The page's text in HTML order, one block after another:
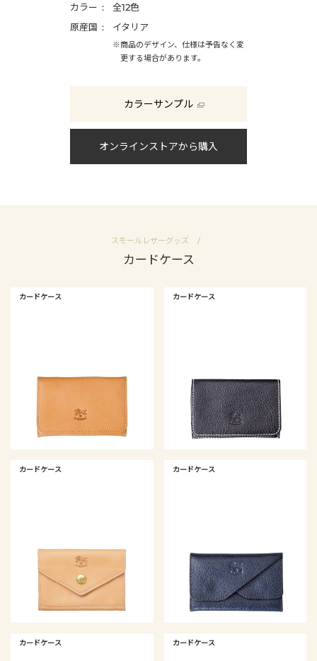
カラー
全12色
原産国
イタリア
※商品のデザイン、仕様は予告なく変
更する場合があります。
カラーサンプル
オンラインストアから購入
スモールレザーグッズ
カードケース
カードケース カードケース
カードケース カードケース
カードケース カードケース